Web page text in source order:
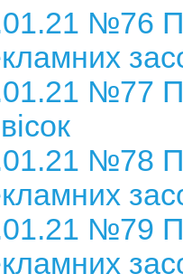
№76
№77
№78
№79